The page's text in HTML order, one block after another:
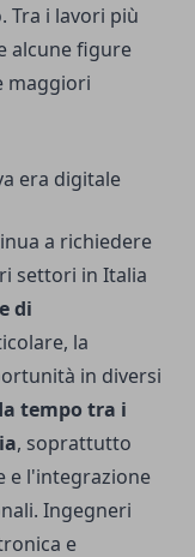
Tra i lavori più
alcune figure
maggiori
era digitale
a richiedere
settori in Italia
di
la
in diversi
tempo tra i
, soprattutto
e l'integrazione
Ingegneri
e